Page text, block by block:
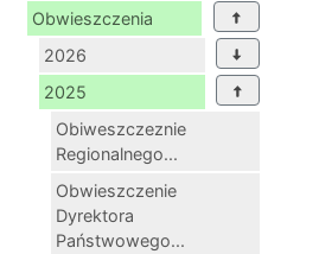
Obwieszczenia
2026
2025
Obiweszczeznie
Regionalnego...
Obwieszczenie
Dyrektora
Państwowego...